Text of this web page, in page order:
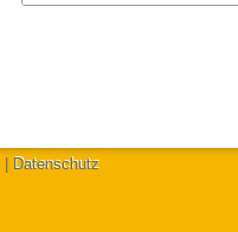
Datenschutz